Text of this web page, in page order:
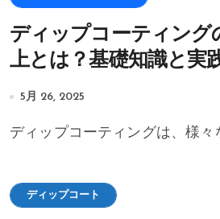
ディップコーティング
上とは？基礎知識と実
5月 26, 2025
ディップコーティングは、様々
ディップコート